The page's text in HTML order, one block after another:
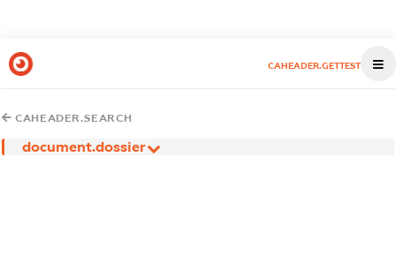
CAHEADER.GETTEST
CAHEADER.SEARCH
document.dossier